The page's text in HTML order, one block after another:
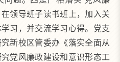
领导班子读书班上，加入关
习，并交流学习心得。党支
新校区管委办《落实全面从
党风廉政建设和意识形态工